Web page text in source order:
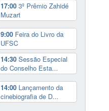
17:00 3º Prêmio Zahidé
Muzart
9:00 Feira do Livro da
UFSC
14:30 Sessão Especial
do Conselho Esta...
14:00 Lançamento da
cinebiografia de D...